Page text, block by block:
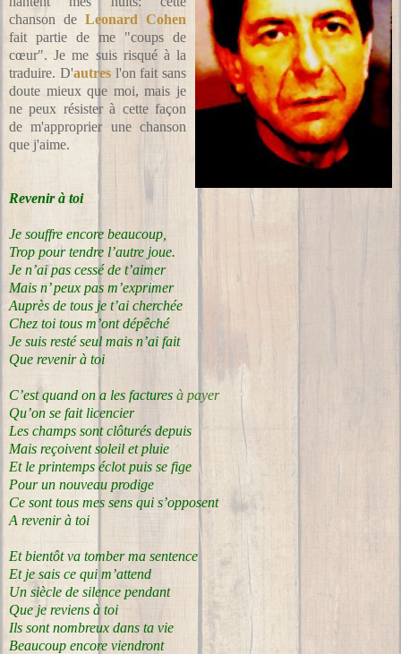
chanson de Leonard Cohen
fait partie de me "coups de
cœur". Je me suis risqué à la
traduire. D'autres l'on fait sans
doute mieux que moi, mais je
ne peux résister à cette façon
de m'approprier une chanson
que j'aime.
Revenir à toi
Je souffre encore beaucoup,
Trop pour tendre l’autre joue.
Je n’ai pas cessé de t’aimer
Mais n’ peux pas m’exprimer
Auprès de tous je t’ai cherchée
Chez toi tous m’ont dépêché
Je suis resté seul mais n’ai fait
Que revenir à toi
C’est quand on a les factures à payer
Qu’on se fait licencier
Les champs sont clôturés depuis
Mais reçoivent soleil et pluie
Et le printemps éclot puis se fige
Pour un nouveau prodige
Ce sont tous mes sens qui s’opposent
A revenir à toi
Et bientôt va tomber ma sentence
Et je sais ce qui m’attend
Un siècle de silence pendant
Que je reviens à toi
Ils sont nombreux dans ta vie
Beaucoup encore viendront